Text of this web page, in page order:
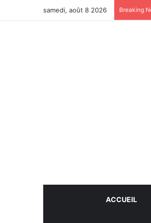
samedi, août 8 2026 Breaking
ACCUEIL